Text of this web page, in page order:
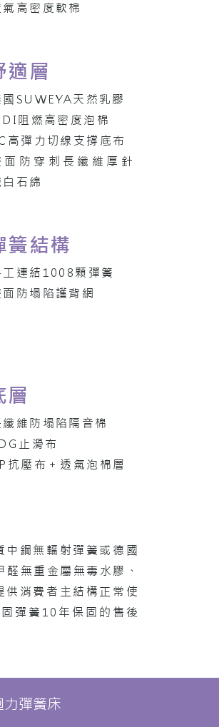
氣高密度軟棉
適層
國SUWEYA天然乳膠
阻燃高密度泡棉
高彈力切線支撐底布
面防穿刺長纖維厚針
白石綿
簧結構
工連結1008顆彈簧
面防塌陷護背網
層
纖維防塌陷隔音棉
止滑布
抗壓布＋透氣泡棉層
鋼無輻射彈簧或德國
無重金屬無毒水膠、
供消費者主結構正常使
彈簧10年保固的售後
彈簧床